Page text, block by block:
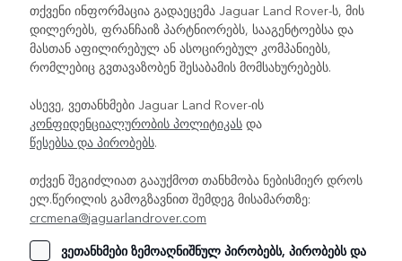
თქვენი ინფორმაცია გადაეცემა Jaguar Land Rover-ს, მის
დილერებს, ფრანჩაიზ პარტნიორებს, სააგენტოებსა და
მასთან აფილირებულ ან ასოცირებულ კომპანიებს,
რომლებიც გვთავაზობენ შესაბამის მომსახურებებს.
ასევე, ვეთანხმები Jaguar Land Rover-ის
კონფიდენციალურობის პოლიტიკას და
წესებსა და პირობებს.
თქვენ შეგიძლიათ გააუქმოთ თანხმობა ნებისმიერ დროს
ელ.წერილის გამოგზავნით შემდეგ მისამართზე:
crcmena@jaguarlandrover.com
ვეთანხმები ზემოაღნიშნულ პირობებს, პირობებს და